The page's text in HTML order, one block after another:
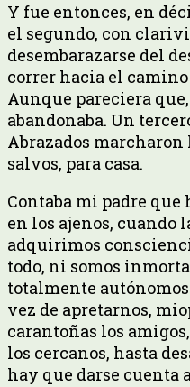
Y fue entonces, en
el segundo, con
desembarazarse del
correr hacia el
Aunque pareciera
abandonaba. Un
Abrazados marcharon
salvos, para casa.
Contaba mi padre
en los ajenos, cuando
adquirimos
todo, ni somos
totalmente
vez de apretarnos,
carantoñas los
los cercanos, hasta
hay que darse cuenta